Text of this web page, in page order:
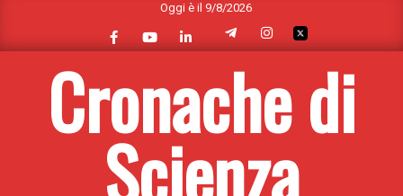
content
Oggi è il 9/8/2026
Cronache di
Scienza